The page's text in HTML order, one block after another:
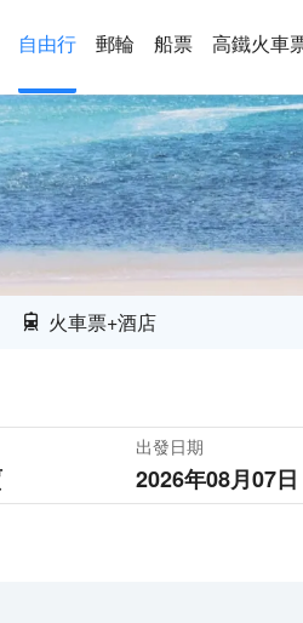
自由行 郵輪 船票 高鐵火車
火車票+酒店
出發日期
2026年08月07日